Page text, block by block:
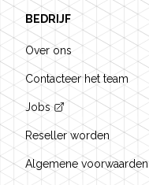
BEDRIJF
Over ons
Contacteer het team
Jobs
Reseller worden
Algemene voorwaarden